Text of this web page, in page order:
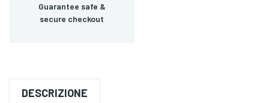
Guarantee safe &
secure checkout
DESCRIZIONE